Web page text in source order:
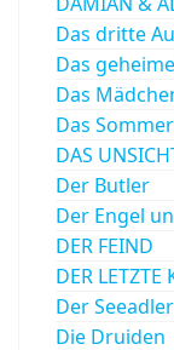
Das dritte
Das
Das
Das
DAS
Der Butler
Der Engel
DER FEIND
DER LETZTE
Der Seeadler
Die Druiden